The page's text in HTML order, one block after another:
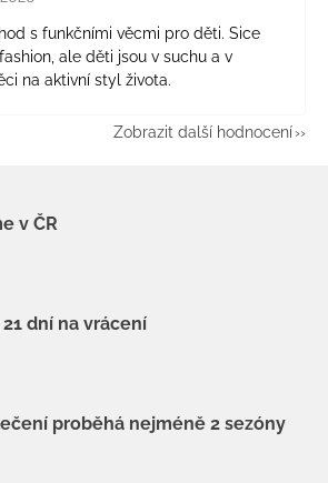
s funkčními věcmi pro děti. Sice
ale děti jsou v suchu a v
na aktivní styl života.
Zobrazit další hodnocení
v ČR
dní na vrácení
proběhá nejméně 2 sezóny